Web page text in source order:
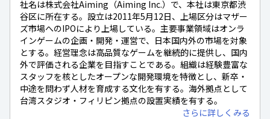
社名は株式会社Aiming（Aiming Inc.）で、本社は東京都渋
谷区に所在する。設立は2011年5月12日、上場区分はマザー
ズ市場へのIPOにより上場している。主要事業領域はオンラ
インゲームの企画・開発・運営で、日本国内外の市場を対象
とする。経営理念は高品質なゲームを継続的に提供し、国内
外で評価される企業を目指すことである。組織は経験豊富な
スタッフを核としたオープンな開発環境を特徴とし、新卒・
中途を問わず人材を育成する文化を有する。海外拠点として
台湾スタジオ・フィリピン拠点の設置実績を有する。
さらに詳しくみる